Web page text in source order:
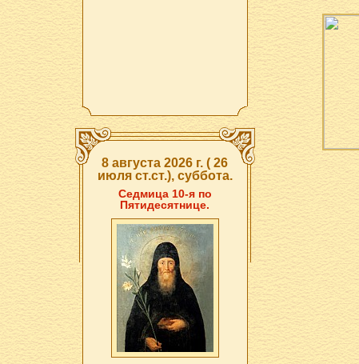
8 августа 2026 г. ( 26
июля ст.ст.), суббота.
Седмица 10-я по
Пятидесятнице.